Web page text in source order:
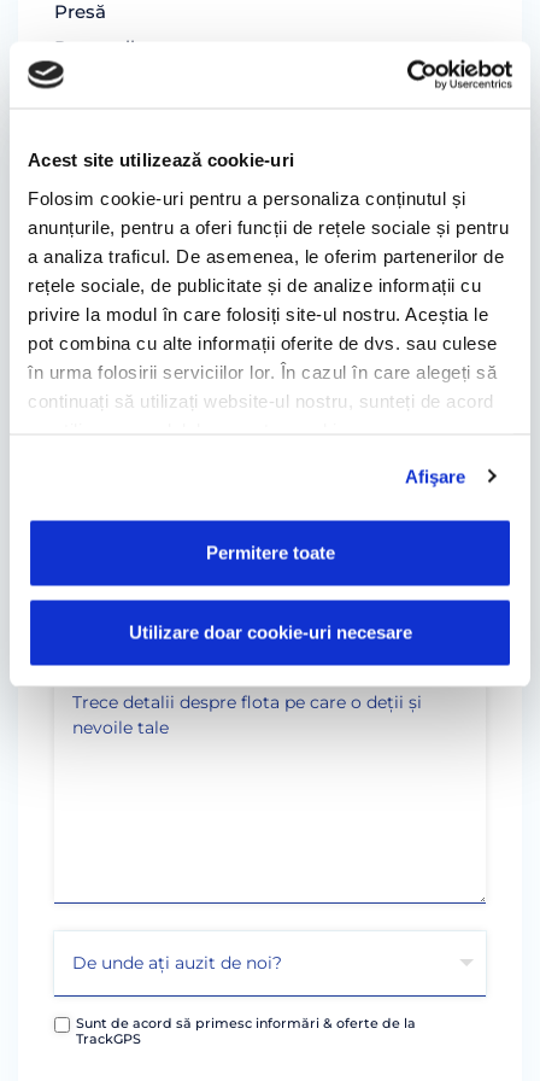
Acest site utilizează cookie-uri
Folosim cookie-uri pentru a personaliza conținutul și
anunțurile, pentru a oferi funcții de rețele sociale și pentru
a analiza traficul. De asemenea, le oferim partenerilor de
rețele sociale, de publicitate și de analize informații cu
privire la modul în care folosiți site-ul nostru. Aceștia le
pot combina cu alte informații oferite de dvs. sau culese
în urma folosirii serviciilor lor. În cazul în care alegeți să
continuați să utilizați website-ul nostru, sunteți de acord
Afişare
Permitere toate
Utilizare doar cookie-uri necesare
Presă
Promoții
CONTACT
" " câmp obligatoriu
Sunt de acord să primesc informări & oferte de la
TrackGPS